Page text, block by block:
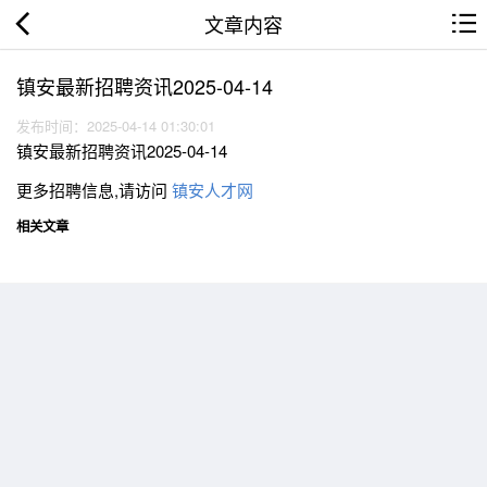
文章内容
镇安最新招聘资讯2025-04-14
发布时间：2025-04-14 01:30:01
镇安最新招聘资讯2025-04-14
更多招聘信息,请访问 镇安人才网
相关文章